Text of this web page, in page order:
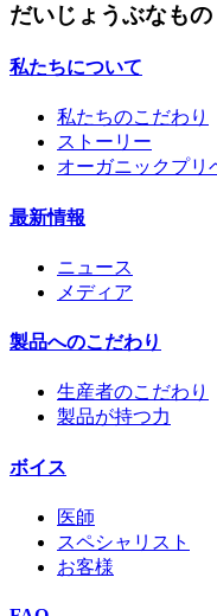
だいじょうぶなもの
私たちについて
私たちのこだわり
ストーリー
オーガニックプリ
最新情報
ニュース
メディア
製品へのこだわり
生産者のこだわり
製品が持つ力
ボイス
医師
スペシャリスト
お客様